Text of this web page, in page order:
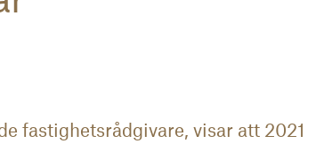
fastighetsrådgivare, visar att 2021